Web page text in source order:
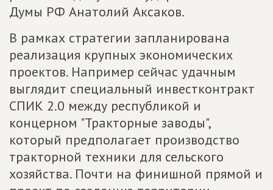
Думы РФ Анатолий Аксаков.
В рамках стратегии запланирована
реализация крупных экономических
проектов. Например сейчас удачным
выглядит специальный инвестконтракт
СПИК 2.0 между республикой и
концерном "Тракторные заводы",
который предполагает производство
тракторной техники для сельского
хозяйства. Почти на финишной прямой и